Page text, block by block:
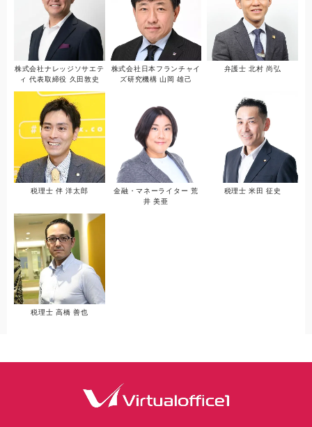
株式会社ナレッジソサエテ
ィ 代表取締役 久田敦史
株式会社日本フランチャイ
ズ研究機構 山岡 雄己
弁護士 北村 尚弘
税理士 伴 洋太郎
金融・マネーライター 荒
井 美亜
税理士 米田 征史
税理士 高橋 善也